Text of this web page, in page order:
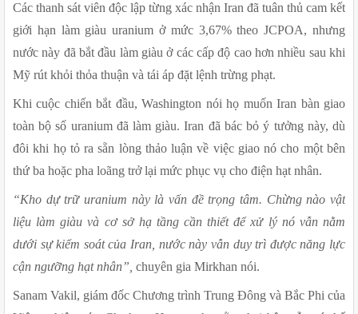
Các thanh sát viên độc lập từng xác nhận Iran đã tuân thủ cam kết
giới hạn làm giàu uranium ở mức 3,67% theo JCPOA, nhưng
nước này đã bắt đầu làm giàu ở các cấp độ cao hơn nhiều sau khi
Mỹ rút khỏi thỏa thuận và tái áp đặt lệnh trừng phạt.
Khi cuộc chiến bắt đầu, Washington nói họ muốn Iran bàn giao
toàn bộ số uranium đã làm giàu. Iran đã bác bỏ ý tưởng này, dù
đôi khi họ tỏ ra sẵn lòng thảo luận về việc giao nó cho một bên
thứ ba hoặc pha loãng trở lại mức phục vụ cho điện hạt nhân.
“Kho dự trữ uranium này là vấn đề trọng tâm. Chừng nào vật
liệu làm giàu và cơ sở hạ tầng cần thiết để xử lý nó vẫn nằm
dưới sự kiểm soát của Iran, nước này vẫn duy trì được năng lực
cận ngưỡng hạt nhân”, chuyên gia Mirkhan nói.
Sanam Vakil, giám đốc Chương trình Trung Đông và Bắc Phi của